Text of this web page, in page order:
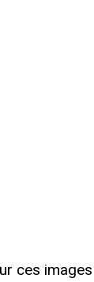
ces images